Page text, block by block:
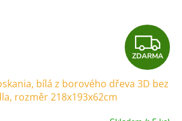
Z
D
A
ZDARMA
bílá z borového dřeva 3D bez
rozměr 218x193x62cm